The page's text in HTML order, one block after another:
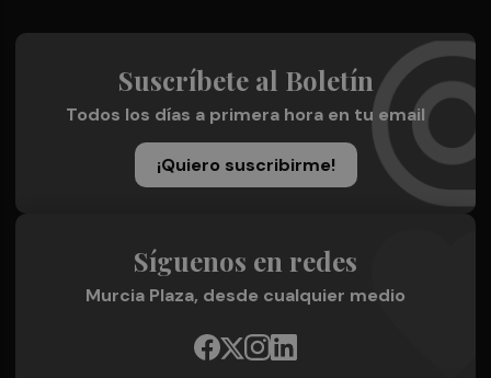
Suscríbete al Boletín
Todos los días a primera hora en tu email
¡Quiero suscribirme!
Síguenos en redes
Murcia Plaza, desde cualquier medio